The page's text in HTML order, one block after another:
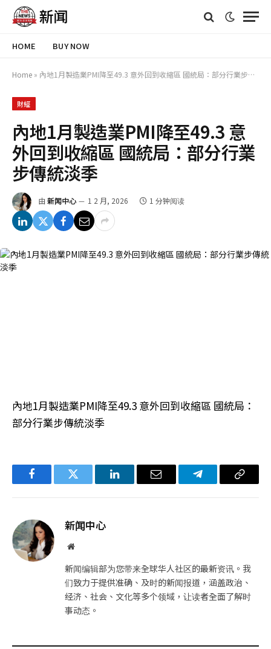
HOME BUY NOW
Home » 內地1月製造業PMI降至49.3 意外回到收縮區 國統局：部分行業步傳統淡季
財經
內地1月製造業PMI降至49.3 意
外回到收縮區 國統局：部分行業
步傳統淡季
由 新闻中心 1 2 月, 2026 1 分钟阅读
內地1月製造業PMI降至49.3 意外回到收縮區 國統局：
部分行業步傳統淡季
FacebookTwitter LinkedIn电
Telegram复
新闻中心
网
新闻编辑部为您带来全球华人社区的最新资讯。我
们致力于提供准确、及时的新闻报道，涵盖政治、
经济、社会、文化等多个领域，让读者全面了解时
事动态。